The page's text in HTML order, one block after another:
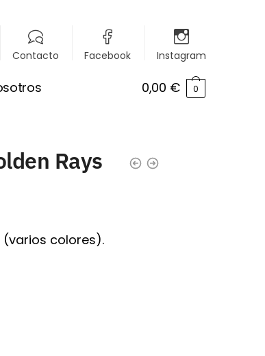
Contacto Facebook Instagram
0,00 € 0
Rays
(varios colores).